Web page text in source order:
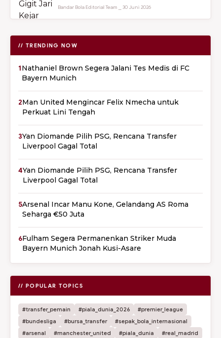
Bandar Bola Editorial Team ⎯ 30 Juni 2026
// TRENDING NOW
1Nathaniel Brown Segera Jalani Tes Medis di FC
Bayern Munich
2Man United Mengincar Felix Nmecha untuk
Perkuat Lini Tengah
3Yan Diomande Pilih PSG, Rencana Transfer
Liverpool Gagal Total
4Yan Diomande Pilih PSG, Rencana Transfer
Liverpool Gagal Total
5Arsenal Incar Manu Kone, Gelandang AS Roma
Seharga €50 Juta
6Fulham Segera Permanenkan Striker Muda
Bayern Munich Jonah Kusi-Asare
// POPULAR TOPICS
#transfer_pemain #piala_dunia_2026
#premier_league
#bundesliga
#bursa_transfer
#sepak_bola_internasional
#arsenal
#manchester_united #piala_dunia #real_madrid